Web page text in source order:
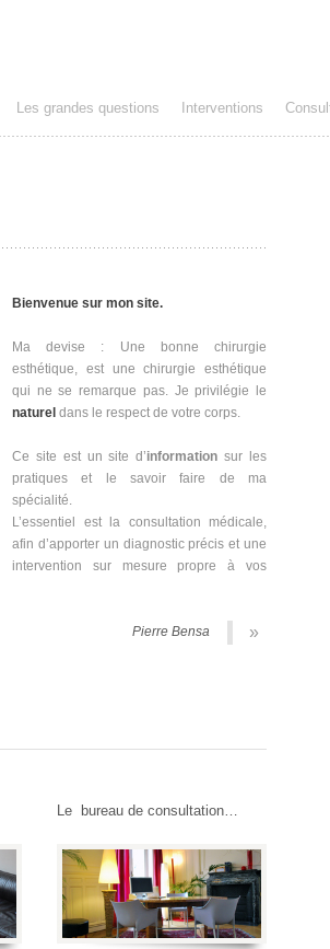
Les grandes questions Interventions
Bienvenue sur mon site.
Ma devise : Une bonne chirurgie
esthétique, est une chirurgie esthétique
qui ne se remarque pas. Je privilégie le
naturel dans le respect de votre corps.
Ce site est un site d’information sur les
pratiques et le savoir faire de ma
spécialité.
L’essentiel est la consultation médicale,
afin d’apporter un diagnostic précis et une
intervention sur mesure propre à vos
»
Pierre Bensa
Le bureau de consultation…